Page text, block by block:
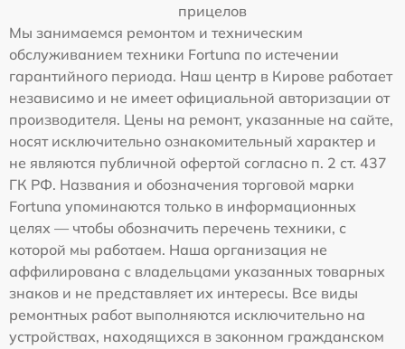
прицелов
Мы занимаемся ремонтом и техническим
обслуживанием техники Fortuna по истечении
гарантийного периода. Наш центр в Кирове работает
независимо и не имеет официальной авторизации от
производителя. Цены на ремонт, указанные на сайте,
носят исключительно ознакомительный характер и
не являются публичной офертой согласно п. 2 ст. 437
ГК РФ. Названия и обозначения торговой марки
Fortuna упоминаются только в информационных
целях — чтобы обозначить перечень техники, с
которой мы работаем. Наша организация не
аффилирована с владельцами указанных товарных
знаков и не представляет их интересы. Все виды
ремонтных работ выполняются исключительно на
устройствах, находящихся в законном гражданском